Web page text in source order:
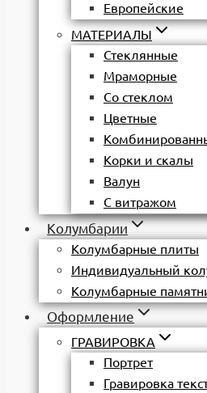
Европейские
МАТЕРИАЛЫ
Стеклянные
Мраморные
Со стеклом
Цветные
Корки и скалы
Валун
С витражом
Колумбарии
Колумбарные плиты
Индивидуальный
Колумбарные
Оформление
ГРАВИРОВКА
Портрет
Гравировка